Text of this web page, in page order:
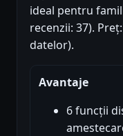
ideal pentru
recenzii: 37).
datelor).
Avantaje
6 funcții